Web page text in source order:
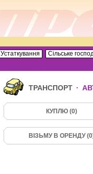
Устаткування Сільське
ТРАНСПОРТ ·
КУПЛЮ (0)
ВІЗЬМУ В ОРЕНДУ